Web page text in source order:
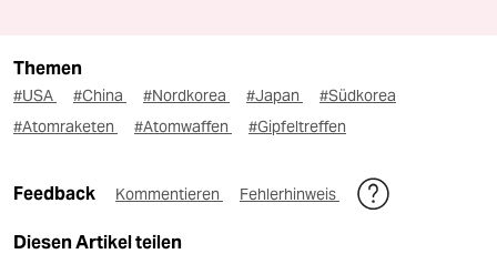
Themen
#USA #China #Nordkorea #Japan
#Südkorea
#Atomraketen
#Atomwaffen #Gipfeltreffen
Feedback Kommentieren Fehlerhinweis
Diesen Artikel teilen